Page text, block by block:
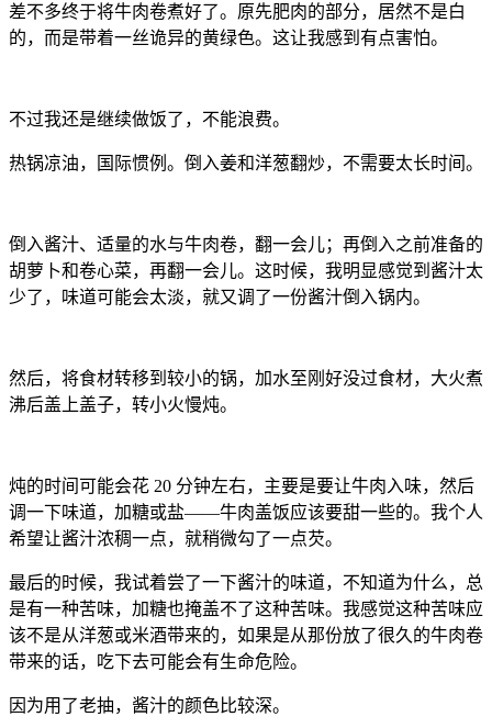
差不多终于将牛肉卷煮好了。原先肥肉的部分，居然不是白
的，而是带着一丝诡异的黄绿色。这让我感到有点害怕。
不过我还是继续做饭了，不能浪费。
热锅凉油，国际惯例。倒入姜和洋葱翻炒，不需要太长时间。
倒入酱汁、适量的水与牛肉卷，翻一会儿；再倒入之前准备的
胡萝卜和卷心菜，再翻一会儿。这时候，我明显感觉到酱汁太
少了，味道可能会太淡，就又调了一份酱汁倒入锅内。
然后，将食材转移到较小的锅，加水至刚好没过食材，大火煮
沸后盖上盖子，转小火慢炖。
炖的时间可能会花 20 分钟左右，主要是要让牛肉入味，然后
调一下味道，加糖或盐——牛肉盖饭应该要甜一些的。我个人
希望让酱汁浓稠一点，就稍微勾了一点芡。
最后的时候，我试着尝了一下酱汁的味道，不知道为什么，总
是有一种苦味，加糖也掩盖不了这种苦味。我感觉这种苦味应
该不是从洋葱或米酒带来的，如果是从那份放了很久的牛肉卷
带来的话，吃下去可能会有生命危险。
因为用了老抽，酱汁的颜色比较深。